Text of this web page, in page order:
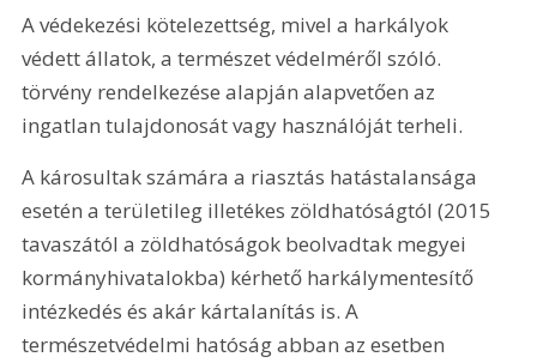
A védekezési kötelezettség, mivel a harkályok
védett állatok, a természet védelméről szóló.
törvény rendelkezése alapján alapvetően az
ingatlan tulajdonosát vagy használóját terheli.
A károsultak számára a riasztás hatástalansága
esetén a területileg illetékes zöldhatóságtól (2015
tavaszától a zöldhatóságok beolvadtak megyei
kormányhivatalokba) kérhető harkálymentesítő
intézkedés és akár kártalanítás is. A
természetvédelmi hatóság abban az esetben